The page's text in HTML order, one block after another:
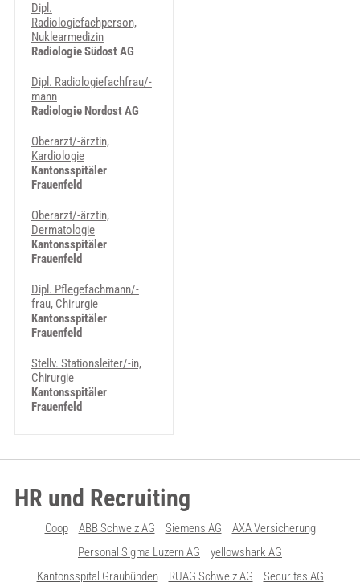
Dipl.
Radiologiefachperson,
Nuklearmedizin
Radiologie Südost AG
Dipl. Radiologiefachfrau/-
mann
Radiologie Nordost AG
Oberarzt/-ärztin,
Kardiologie
Kantonsspitäler
Frauenfeld
Oberarzt/-ärztin,
Dermatologie
Kantonsspitäler
Frauenfeld
Dipl. Pflegefachmann/-
frau, Chirurgie
Kantonsspitäler
Frauenfeld
Stellv. Stationsleiter/-in,
Chirurgie
Kantonsspitäler
Frauenfeld
HR und Recruiting
Coop ABB Schweiz AG Siemens AG
AXA Versicherung
Personal Sigma Luzern AG
yellowshark AG
Kantonsspital Graubünden
RUAG Schweiz AG Securitas AG